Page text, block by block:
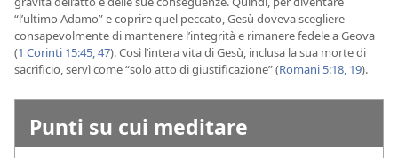
“l’ultimo Adamo” e coprire quel peccato, Gesù doveva scegliere
consapevolmente di mantenere l’integrità e rimanere fedele a Geova
(1 Corinti 15:45,47). Così l’intera vita di Gesù, inclusa la sua morte di
sacrificio, servì come “solo atto di giustificazione” (Romani 5:18, 19).
Punti su cui meditare